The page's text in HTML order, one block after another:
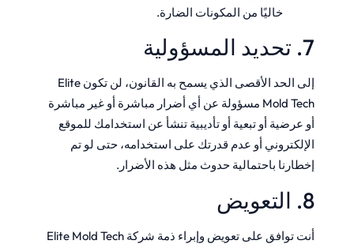
خاليًا من المكونات الضارة.
7. تحديد المسؤولية
إلى الحد الأقصى الذي يسمح به القانون، لن تكون Elite
Mold Tech مسؤولة عن أي أضرار مباشرة أو غير مباشرة
أو عرضية أو تبعية أو تأديبية تنشأ عن استخدامك للموقع
الإلكتروني أو عدم قدرتك على استخدامه، حتى لو تم
إخطارنا باحتمالية حدوث مثل هذه الأضرار.
8. التعويض
أنت توافق على تعويض وإبراء ذمة شركة Elite Mold Tech